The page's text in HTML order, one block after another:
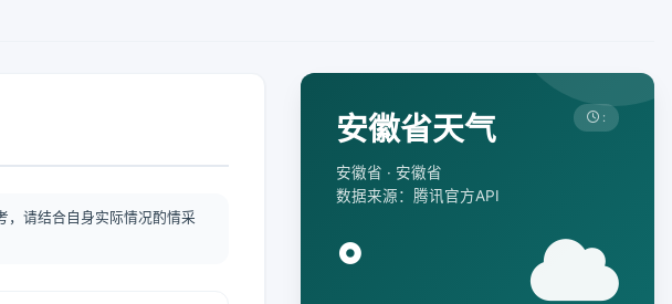
，请结合自身实际情况酌情采
安徽省天气
安徽省 · 安徽省
数据来源：腾讯官方API
:
°